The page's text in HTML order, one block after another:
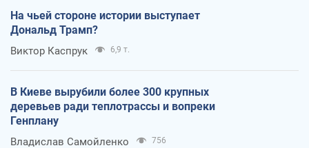
На чьей стороне истории выступает
Дональд Трамп?
Виктор Каспрук 6,9 т.
В Киеве вырубили более 300 крупных
деревьев ради теплотрассы и вопреки
Генплану
Владислав Самойленко 756